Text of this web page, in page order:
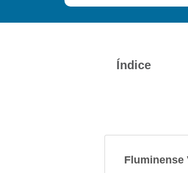
Índice
Fluminense